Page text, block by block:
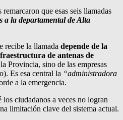
que esas seis llamadas
a la departamental de Alta
recibe la llamada depende de la
de antenas de
Provincia, sino de las empresas
Es esa central la “administradora
a la emergencia.
ciudadanos a veces no logran
limitación clave del sistema actual.